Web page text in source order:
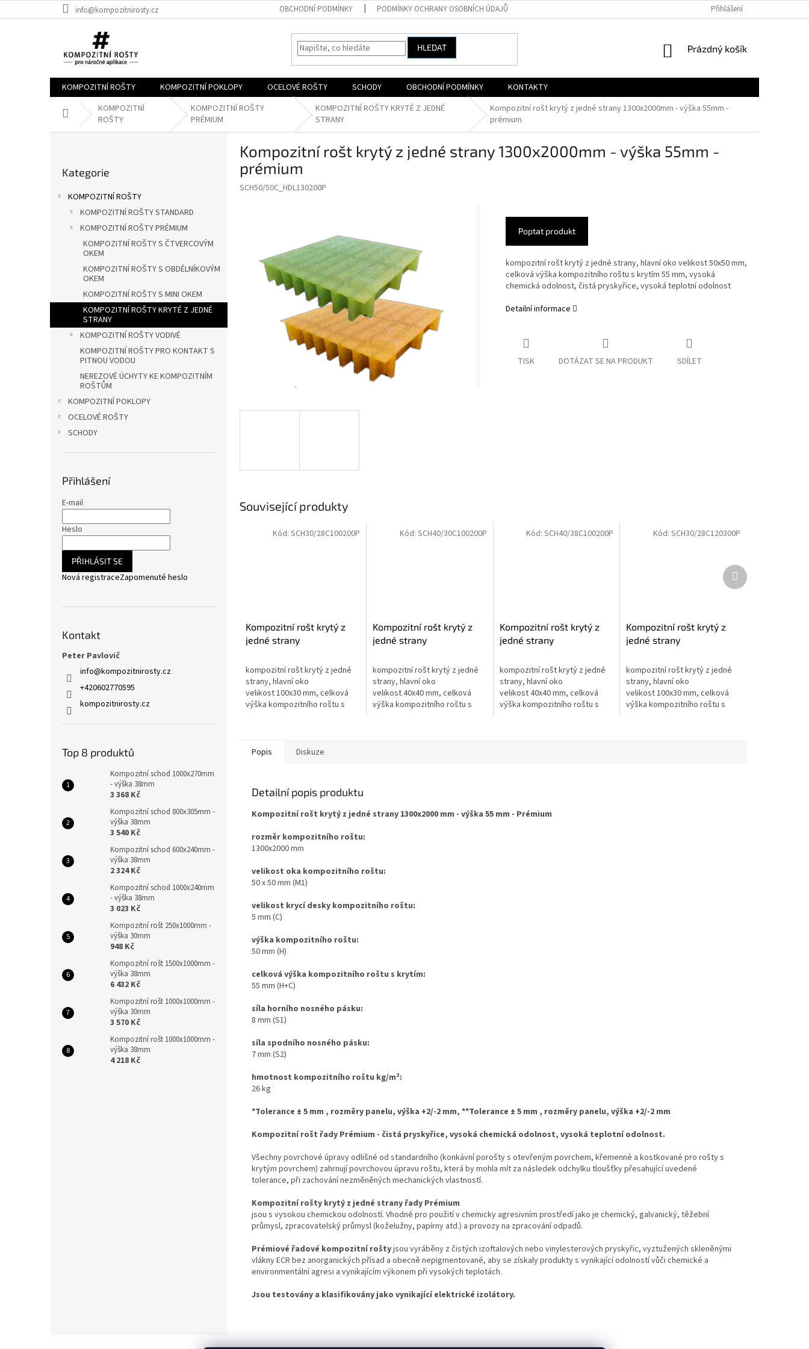
na
info@kompozitnirosty.cz OBCHODNÍ PODMÍNKY PODMÍNKY OCHRANY OSOBNÍCH ÚDAJŮ Přihlášení
HLEDAT
NÁKUPNÍ
Prázdný košík
KOMPOZITNÍ ROŠTY KOMPOZITNÍ POKLOPY OCELOVÉ ROŠTY SCHODY OBCHODNÍ PODMÍNKY KONTAKTY
Domů KOMPOZITNÍ
ROŠTY
KOMPOZITNÍ ROŠTY
PRÉMIUM
KOMPOZITNÍ ROŠTY KRYTÉ Z JEDNÉ
STRANY
Kompozitní rošt krytý z jedné strany 1300x2000mm - výška 55mm -
prémium
kategorie
Kategorie
KOMPOZITNÍ ROŠTY
KOMPOZITNÍ ROŠTY STANDARD
KOMPOZITNÍ ROŠTY PRÉMIUM
KOMPOZITNÍ ROŠTY S ČTVERCOVÝM
OKEM
KOMPOZITNÍ ROŠTY S OBDÉLNÍKOVÝM
OKEM
KOMPOZITNÍ ROŠTY S MINI OKEM
KOMPOZITNÍ ROŠTY KRYTÉ Z JEDNÉ
STRANY
KOMPOZITNÍ ROŠTY VODIVÉ
KOMPOZITNÍ ROŠTY PRO KONTAKT S
PITNOU VODOU
NEREZOVÉ ÚCHYTY KE KOMPOZITNÍM
ROŠTŮM
KOMPOZITNÍ POKLOPY
OCELOVÉ ROŠTY
SCHODY
Přihlášení
E-mail
Heslo
PŘIHLÁSIT SE
Nová registraceZapomenuté heslo
Kontakt
Peter Pavlovič
info@kompozitnirosty.cz
+420602770595
kompozitnirosty.cz
Top 8 produktů
Kompozitní schod 1000x270mm
- výška 38mm
3 368 Kč
Kompozitní schod 800x305mm -
výška 38mm
3 540 Kč
Kompozitní schod 600x240mm -
výška 38mm
2 324 Kč
Kompozitní schod 1000x240mm
- výška 38mm
3 023 Kč
Kompozitní rošt 250x1000mm -
výška 30mm
948 Kč
Kompozitní rošt 1500x1000mm -
výška 38mm
6 432 Kč
Kompozitní rošt 1000x1000mm -
výška 30mm
3 570 Kč
Kompozitní rošt 1000x1000mm -
výška 38mm
4 218 Kč
Kompozitní rošt krytý z jedné strany 1300x2000mm - výška 55mm -
prémium
SCH50/50C_HDL130200P
Poptat produkt
kompozitní rošt krytý z jedné strany, hlavní oko velikost 50x50 mm,
celková výška kompozitního roštu s krytím 55 mm, vysoká
chemická odolnost, čistá pryskyřice, vysoká teplotní odolnost
Detailní informace
TISK DOTÁZAT SE NA PRODUKT SDÍLET
Související produkty
Kompozitní rošt krytý z
jedné strany
35mm - prémium
kompozitní rošt krytý z jedné
strany, hlavní oko
velikost 100x30 mm, celková
výška kompozitního roštu s
Kód: SCH30/28C100200P
Kompozitní rošt krytý z
jedné strany
35mm - prémium
kompozitní rošt krytý z jedné
strany, hlavní oko
velikost 40x40 mm, celková
výška kompozitního roštu s
Kód: SCH40/30C100200P
Kompozitní rošt krytý z
jedné strany
45mm - prémium
kompozitní rošt krytý z jedné
strany, hlavní oko
velikost 40x40 mm, celková
výška kompozitního roštu s
Kód:SCH40/38C100200P
Kompozitní rošt krytý z
jedné strany
35mm - prémium
kompozitní rošt krytý z jedné
strany, hlavní oko
velikost 100x30 mm, celková
výška kompozitního roštu s
Kód: SCH30/28C120300P
Další
produkt
Popis Diskuze
Detailní popis produktu
Kompozitní rošt krytý z jedné strany 1300x2000 mm - výška 55 mm - Prémium
rozměr kompozitního roštu:
1300x2000 mm
velikost oka kompozitního roštu:
50 x 50 mm (M1)
velikost krycí desky kompozitního roštu:
5 mm (C)
výška kompozitního roštu:
50 mm (H)
celková výška kompozitního roštu s krytím:
55 mm (H+C)
síla horního nosného pásku:
8 mm (S1)
síla spodního nosného pásku:
7 mm (S2)
hmotnost kompozitního roštu kg/m²:
26 kg
*Tolerance ± 5 mm , rozměry panelu, výška +2/-2 mm, **Tolerance ± 5 mm , rozměry panelu, výška +2/-2 mm
Kompozitní rošt řady Prémium - čistá pryskyřice, vysoká chemická odolnost, vysoká teplotní odolnost.
Všechny povrchové úpravy odlišné od standardního (konkávníporošty s otevřeným povrchem, křemenné a kostkované pro roštys
krytým povrchem) zahrnují povrchovou úpravu roštu, která by mohla mít za následek odchylku tloušťky přesahujícíuvedené
tolerance, při zachování nezměněných mechanických vlastností.
Kompozitní rošty krytý z jedné strany řady Prémium
jsou s vysokou chemickou odolností. Vhodné pro použití v chemicky agresivním prostředí jako je chemický, galvanický, těžební
průmysl, zpracovatelský průmysl (koželužny, papírny atd.) a provozy na zpracování odpadů.
Prémiové řadové kompozitní roštyjsou vyráběny z čistých izoftalových nebo vinylesterových pryskyřic, vyztužených skleněnými
vlákny ECR bez anorganických přísad a obecně nepigmentované, aby se získaly produkty s vynikající odolností vůči chemické a
environmentální agresi a vynikajícím výkonem při vysokých teplotách.
Jsou testovány a klasifikovány jako vynikající elektrické izolátory.